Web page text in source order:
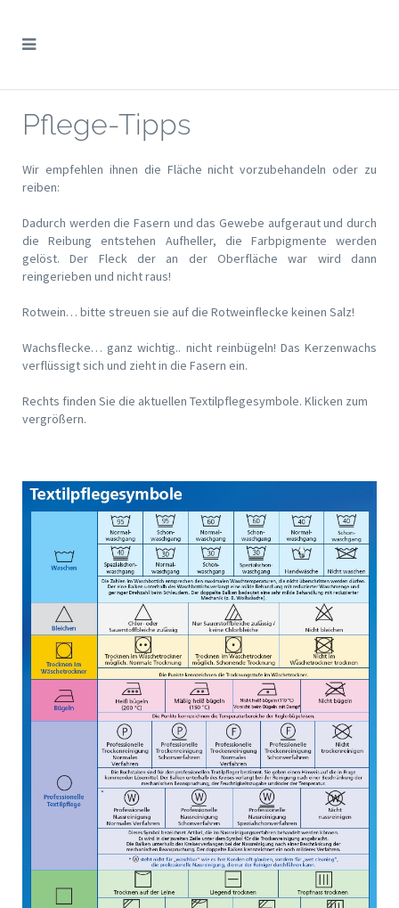
Pflege-Tipps
Wir empfehlen ihnen die Fläche nicht vorzubehandeln oder zu
reiben:
Dadurch werden die Fasern und das Gewebe aufgeraut und durch
die Reibung entstehen Aufheller, die Farbpigmente werden
gelöst. Der Fleck der an der Oberfläche war wird dann
reingerieben und nicht raus!
Rotwein… bitte streuen sie auf die Rotweinflecke keinen Salz!
Wachsflecke… ganz wichtig.. nicht reinbügeln! Das Kerzenwachs
verflüssigt sich und zieht in die Fasern ein.
Rechts finden Sie die aktuellen Textilpflegesymbole. Klicken zum
vergrößern.